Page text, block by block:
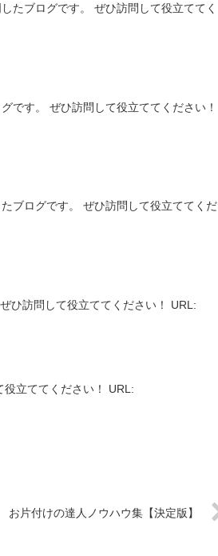
たブログです。 ぜひ訪問して役立ててく
です。 ぜひ訪問して役立ててください！
ブログです。 ぜひ訪問して役立ててくだ
ひ訪問して役立ててください！ URL:
役立ててください！ URL:
お片付けの達人ノウハウ集【決定版】